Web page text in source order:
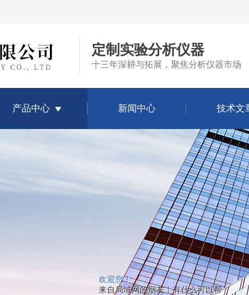
欢迎您！
来自局域网的朋友！有什么可以帮
定制实验分析仪器
十三年深耕与拓展，聚焦分析仪器市场
产品中心 新闻中心 技术文